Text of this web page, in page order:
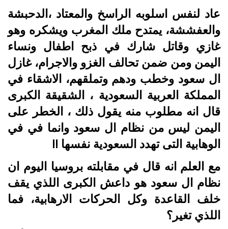
عاد لنفس اسلوبه الراسخ والمعتاد ،الدحبشة
والعفششة، يمتدح ملك المغرب ويشكره وهو
غازي وقاتل شارك في ذبح اطفال ونساء
اليمن ومن ضمن تحالف الغزو والاجرام، غازل
ال سعود وخطب ودهم وتملقهم، الاشقاء في
المملكة العربية السعودية ، الشقيقة الكبرى
قال انه مطلوب منه يقول ذلك ، الخطر على
اليمن ليس من نظام ال سعود وانما في في
الوهابية التى تهدد السعودية نفسها !!
مع العلم انه قال في مقابلته بروسيا اليوم ان
نظام ال سعود هو داعش الكبرى اللذي يقف
خلف القاعدة وكل الحركات الارهابية، فما
اللذي تغير؟